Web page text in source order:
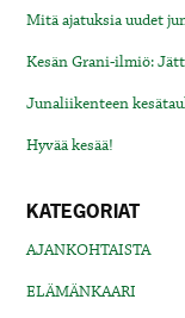
Mitä ajatuksia uudet
Kesän Grani-ilmiö:
Junaliikenteen
Hyvää kesää!
KATEGORIAT
AJANKOHTAISTA
ELÄMÄNKAARI